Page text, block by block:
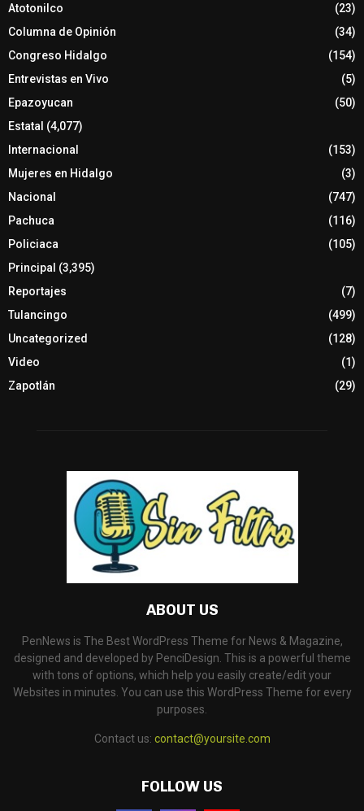
Atotonilco
(23)
Columna de Opinión
(34)
Congreso Hidalgo
(154)
Entrevistas en Vivo
(5)
Epazoyucan
(50)
Estatal (4,077)
Internacional
(153)
Mujeres en Hidalgo
(3)
Nacional
(747)
Pachuca
(116)
Policiaca
(105)
Principal (3,395)
Reportajes
(7)
Tulancingo
(499)
Uncategorized
(128)
Video
(1)
Zapotlán
(29)
ABOUT US
PenNews is The Best WordPress Theme for News & Magazine,
designed and developed by PenciDesign. This is a powerful theme
with tons of options, which help you easily create/edit your
Websites in minutes. You can use this WordPress Theme for every
purposes.
Contact us: contact@yoursite.com
FOLLOW US